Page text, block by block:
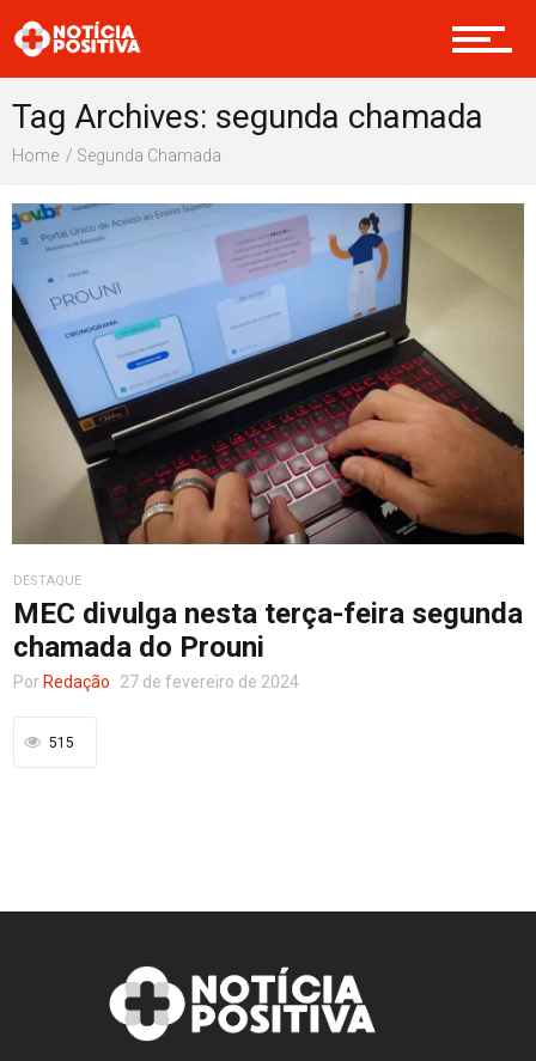
Boas Ações
Opinião
Cultura
Entretenimento
Tag Archives: segunda chamada
Home Segunda Chamada
DESTAQUE
MEC divulga nesta terça-feira segunda
chamada do Prouni
Por Redação 27 de fevereiro de 2024
515